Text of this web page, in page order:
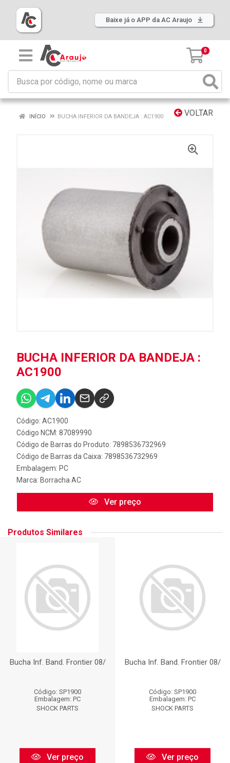
Baixe já o APP da AC Araujo
0
VOLTAR
INÍCIO BUCHA INFERIOR DA BANDEJA : AC1900
BUCHA INFERIOR DA BANDEJA :
AC1900
Código: AC1900
Código NCM: 87089990
Código de Barras do Produto: 7898536732969
Código de Barras da Caixa: 7898536732969
Embalagem: PC
Marca: Borracha AC
Ver preço
Produtos Similares
Bucha Inf. Band. Frontier 08/
Código: SP1900
Embalagem: PC
SHOCK PARTS
Ver preço
Bucha Inf. Band. Frontier 08/
Código: SP1900
Embalagem: PC
SHOCK PARTS
Ver preço